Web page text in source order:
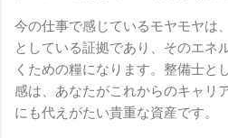
今の仕事で感じているモヤモヤは
としている証拠であり、そのエネ
くための糧になります。整備士と
感は、あなたがこれからのキャリ
にも代えがたい貴重な資産です。